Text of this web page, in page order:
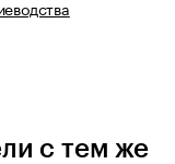
с тем же